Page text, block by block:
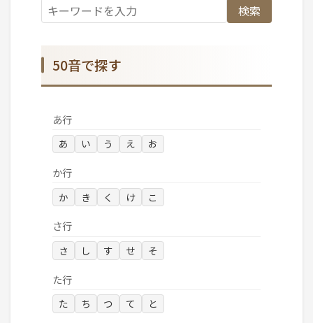
検索
50音で探す
あ行
あ い う え お
か行
か き く け こ
さ行
さ し す せ そ
た行
た ち つ て と